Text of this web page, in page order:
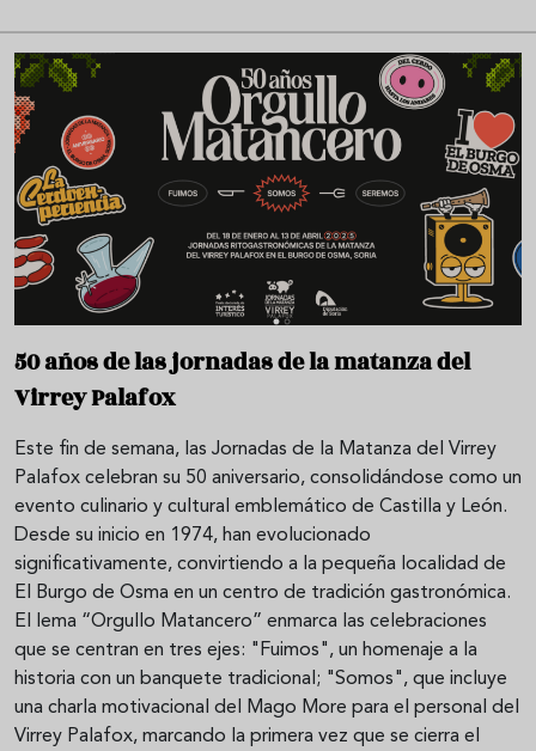
50 años de las jornadas de la matanza del
Virrey Palafox
Este fin de semana, las Jornadas de la Matanza del Virrey
Palafox celebran su 50 aniversario, consolidándose como un
evento culinario y cultural emblemático de Castilla y León.
Desde su inicio en 1974, han evolucionado
significativamente, convirtiendo a la pequeña localidad de
El Burgo de Osma en un centro de tradición gastronómica.
El lema “Orgullo Matancero” enmarca las celebraciones
que se centran en tres ejes: "Fuimos", un homenaje a la
historia con un banquete tradicional; "Somos", que incluye
una charla motivacional del Mago More para el personal del
Virrey Palafox, marcando la primera vez que se cierra el